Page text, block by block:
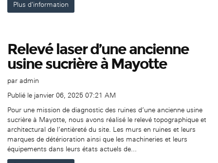
Plus d'information
Relevé laser d’une ancienne
usine sucrière à Mayotte
par admin
Publié le janvier 06, 2025 07:21 AM
Pour une mission de diagnostic des ruines d’une ancienne usine
sucrière à Mayotte, nous avons réalisé le relevé topographique et
architectural de l’entièreté du site. Les murs en ruines et leurs
marques de détérioration ainsi que les machineries et leurs
équipements dans leurs états actuels de...